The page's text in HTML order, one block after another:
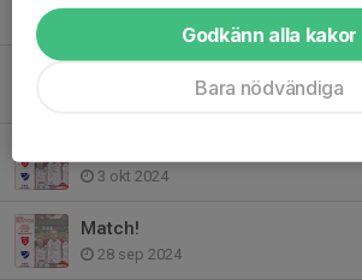
3 okt 2024
Match!
28 sep 2024
Godkänn alla kakor
Bara nödvändiga